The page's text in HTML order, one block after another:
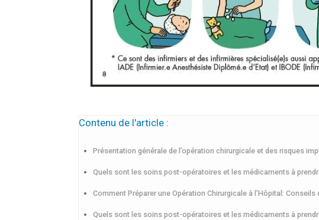
Contenu de l'article :
Présentation générale de l’opération chirurgicale et des risques
Quels sont les soins post-opératoires et les médicaments à
Comment Préparer une Opération Chirurgicale à l’Hôpital: Conseils
Quels sont les soins post-opératoires et les médicaments à